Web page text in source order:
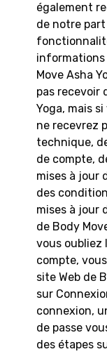
également
de notre
informations
Move Asha
pas recevoir
Yoga, mais
ne recevrez
technique,
de compte,
mises à jour
des
mises à jour
de Body
vous oubliez
compte,
site Web de
sur
connexion,
de passe
des étapes